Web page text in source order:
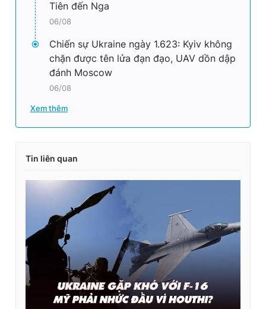
Tiên đến Nga
06/08
Chiến sự Ukraine ngày 1.623: Kyiv không
chặn được tên lửa đạn đạo, UAV dồn dập
đánh Moscow
06/08
Xem thêm
Tin liên quan